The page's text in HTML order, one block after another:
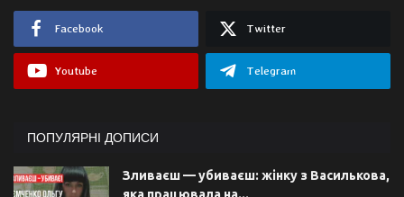
Facebook Twitter
Youtube Telegram
ПОПУЛЯРНІ ДОПИСИ
Зливаєш — убиваєш: жінку з Василькова,